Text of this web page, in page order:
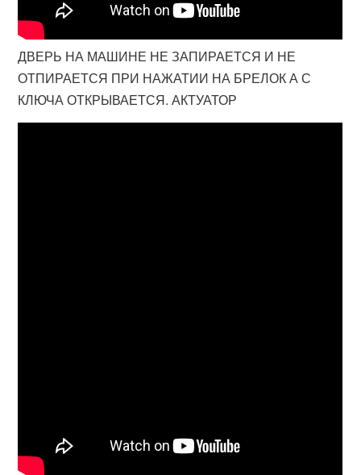
ДВЕРЬ НА МАШИНЕ НЕ ЗАПИРАЕТСЯ И НЕ
ОТПИРАЕТСЯ ПРИ НАЖАТИИ НА БРЕЛОК А С
КЛЮЧА ОТКРЫВАЕТСЯ. АКТУАТОР